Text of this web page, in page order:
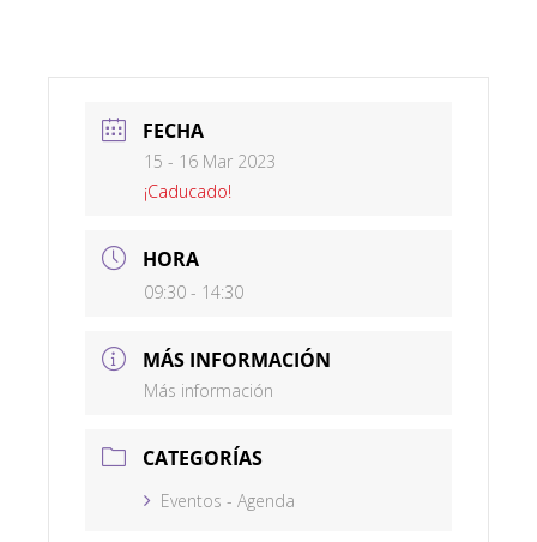
FECHA
15 - 16 Mar 2023
¡Caducado!
HORA
09:30 - 14:30
MÁS INFORMACIÓN
Más información
CATEGORÍAS
Eventos - Agenda